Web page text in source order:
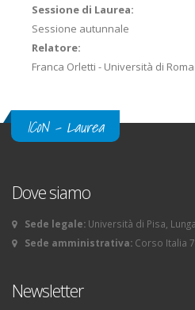
Sessione di Laurea:
Sessione autunnale
Relatore:
Franca Orletti - Università di
ICoN - Laurea
Dove siamo
Sede legale: Università di Pisa,
Sede amministrativa: Corso Italia
Newsletter